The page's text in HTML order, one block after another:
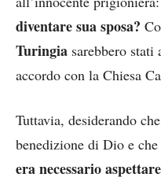
diventare sua sposa?
Turingia sarebbero stati
accordo con la Chiesa
Tuttavia, desiderando
benedizione di Dio e
era necessario